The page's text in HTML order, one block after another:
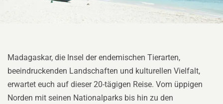
Madagaskar, die Insel der endemischen Tierarten,
beeindruckenden Landschaften und kulturellen Vielfalt,
erwartet euch auf dieser 20-tägigen Reise. Vom üppigen
Norden mit seinen Nationalparks bis hin zu den